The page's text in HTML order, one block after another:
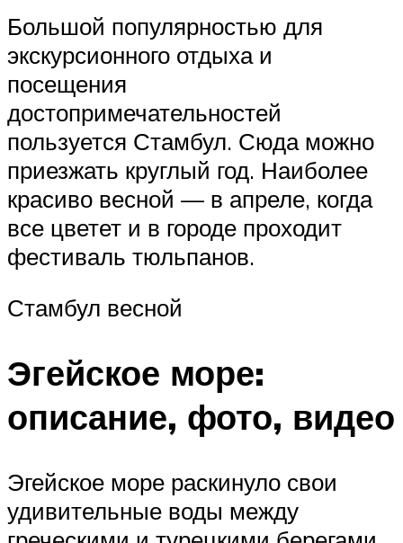
Большой популярностью для
экскурсионного отдыха и
посещения
достопримечательностей
пользуется Стамбул. Сюда можно
приезжать круглый год. Наиболее
красиво весной — в апреле, когда
все цветет и в городе проходит
фестиваль тюльпанов.
Стамбул весной
Эгейское море:
описание, фото, видео
Эгейское море раскинуло свои
удивительные воды между